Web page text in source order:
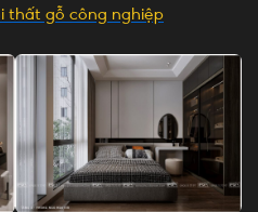
thất gỗ công nghiệp